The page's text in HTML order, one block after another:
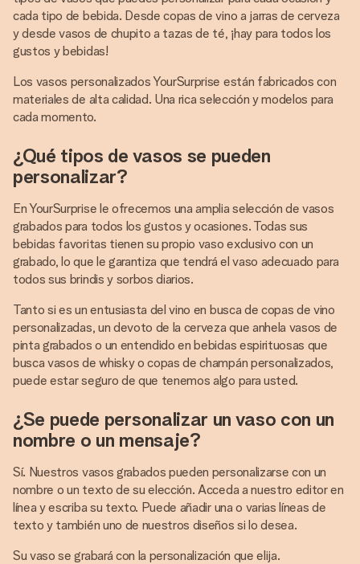
cada tipo de bebida. Desde copas de vino a jarras de cerveza
y desde vasos de chupito a tazas de té, ¡hay para todos los
gustos y bebidas!
Los vasos personalizados YourSurprise están fabricados con
materiales de alta calidad. Una rica selección y modelos para
cada momento.
¿Qué tipos de vasos se pueden
personalizar?
En YourSurprise le ofrecemos una amplia selección de vasos
grabados para todos los gustos y ocasiones. Todas sus
bebidas favoritas tienen su propio vaso exclusivo con un
grabado, lo que le garantiza que tendrá el vaso adecuado para
todos sus brindis y sorbos diarios.
Tanto si es un entusiasta del vino en busca de copas de vino
personalizadas, un devoto de la cerveza que anhela vasos de
pinta grabados o un entendido en bebidas espirituosas que
busca vasos de whisky o copas de champán personalizados,
puede estar seguro de que tenemos algo para usted.
¿Se puede personalizar un vaso con un
nombre o un mensaje?
Sí. Nuestros vasos grabados pueden personalizarse con un
nombre o un texto de su elección. Acceda a nuestro editor en
línea y escriba su texto. Puede añadir una o varias líneas de
texto y también uno de nuestros diseños si lo desea.
Su vaso se grabará con la personalización que elija.